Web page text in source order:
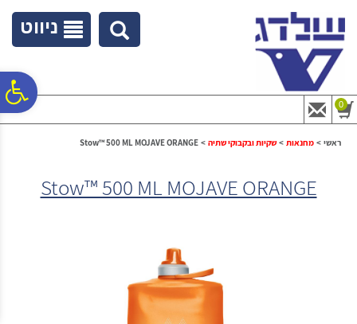
נגישות
ניווט
0
ראשי > מחנאות > שקיות ובקבוקי שתיה >
Stow™ 500 ML MOJAVE ORANGE
Stow™ 500 ML MOJAVE ORANGE